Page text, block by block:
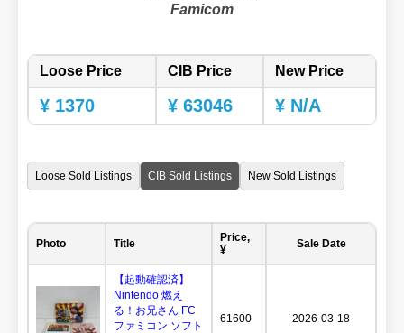
Famicom
Loose Price CIB Price New Price
¥ 1370 ¥ 63046 ¥ N/A
Loose Sold Listings CIB Sold Listings New Sold Listings
Photo Title
Price,
¥
Sale Date
【起動確認済】
Nintendo 燃え
る！お兄さん FC
ファミコン ソフト
61600 2026-03-18